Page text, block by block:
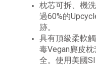
枕芯可拆、機
過60%的
跡。
具有頂級柔軟
毒Vegan麂皮
全。使用美國